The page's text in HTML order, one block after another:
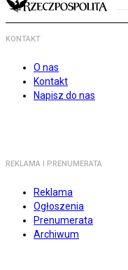
KONTAKT
O nas
Kontakt
Napisz do nas
REKLAMA I PRENUMERATA
Reklama
Ogłoszenia
Prenumerata
Archiwum